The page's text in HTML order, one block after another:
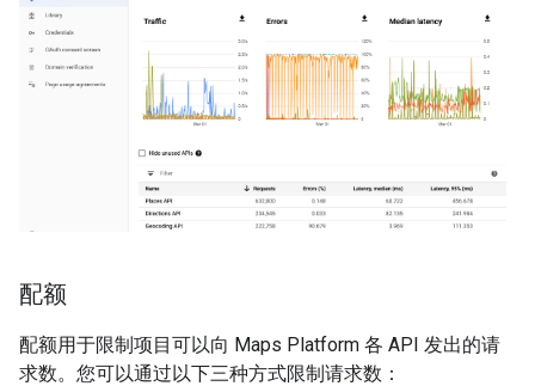
配额
配额用于限制项目可以向 Maps Platform 各 API 发出的请
求数。您可以通过以下三种方式限制请求数：